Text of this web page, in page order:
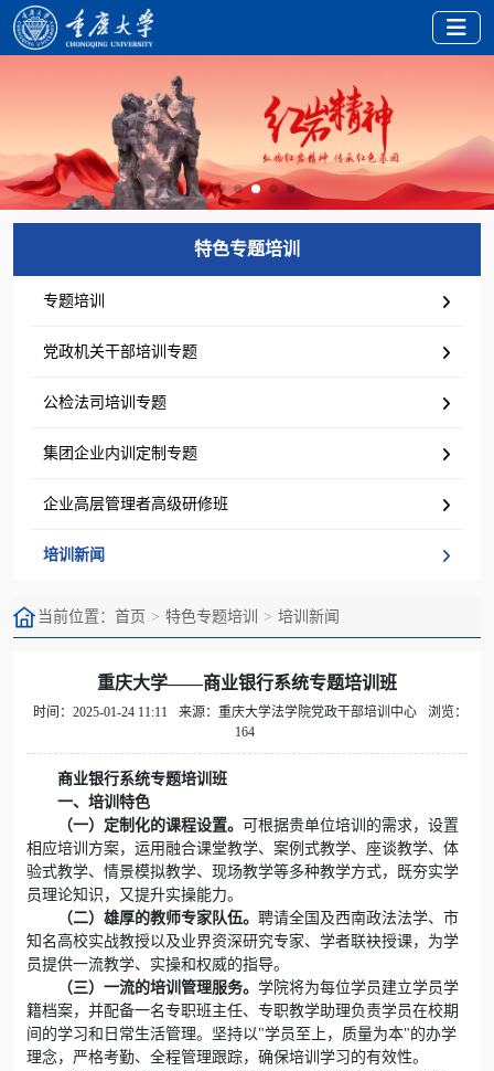
特色专题培训
专题培训
党政机关干部培训专题
公检法司培训专题
集团企业内训定制专题
企业高层管理者高级研修班
培训新闻
当前位置： 首页 特色专题培训 培训新闻
重庆大学——商业银行系统专题培训班
时间：2025-01-24 11:11 来源：重庆大学法学院党政干部培训中心
浏览：
164
商业银行系统专题培训班
一、培训特色
（一）定制化的课程设置。
可根据贵单位培训的需求，设置
相应培训方案，运用融合课堂教学、案例式教学、座谈教学、体
验式教学、情景模拟教学、现场教学等多种教学方式，既夯实学
员理论知识，又提升实操能力。
（二）雄厚的教师专家队伍。 聘请全国及西南政法法学、市
知名高校实战教授以及业界资深研究专家、学者联袂授课，为学
员提供一流教学、实操和权威的指导。
（三）一流的培训管理服务。 学院将为每位学员建立学员学
籍档案，并配备一名专职班主任、专职教学助理负责学员在校期
间的学习和日常生活管理。坚持以"学员至上，质量为本"的办学
理念，严格考勤、全程管理跟踪，确保培训学习的有效性。